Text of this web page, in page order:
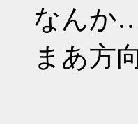
なんか
まあ方